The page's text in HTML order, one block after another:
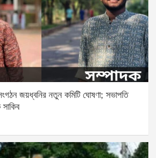
জয়ধ্বনির নতুন কমিটি ঘোষণা; সভাপতি